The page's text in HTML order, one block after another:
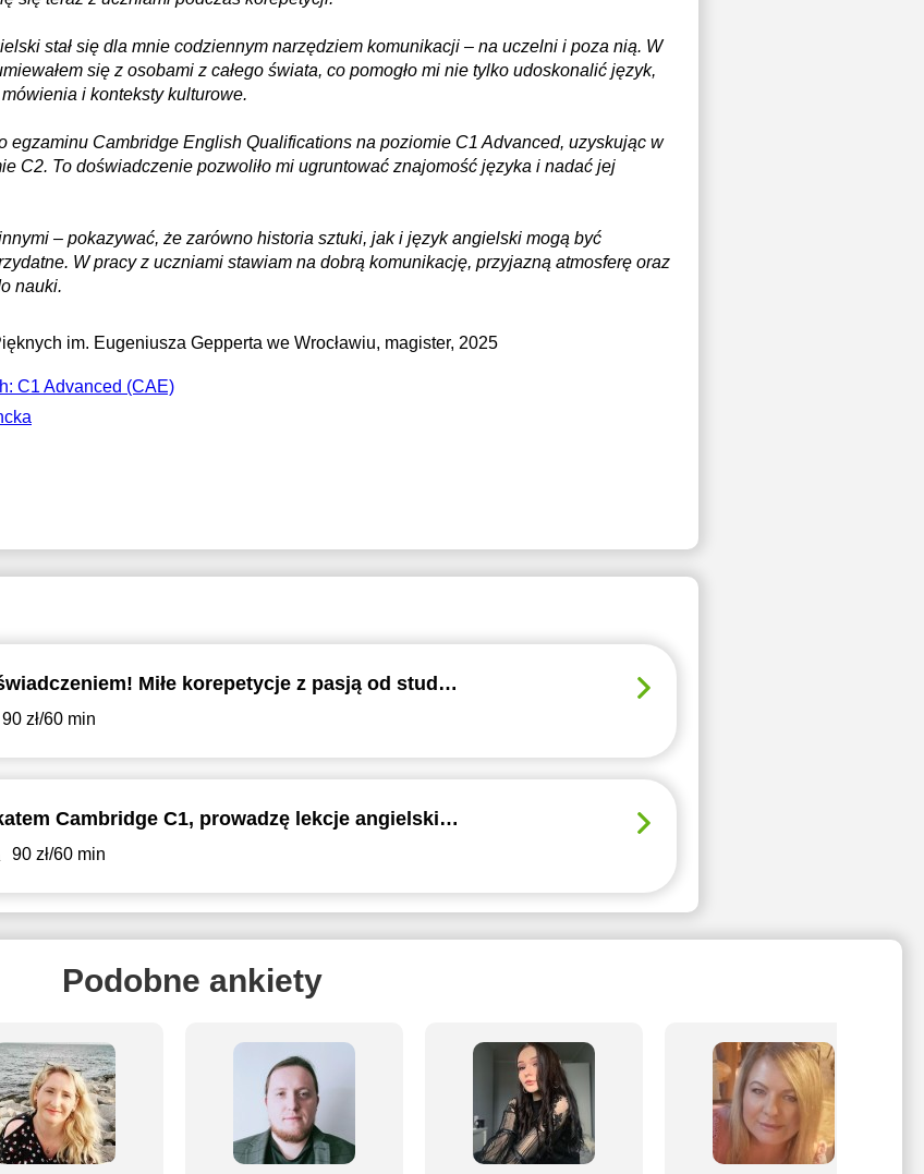
stał się dla mnie codziennym narzędziem komunikacji – na uczelni i poza nią. W
się z osobami z całego świata, co pomogło mi nie tylko udoskonalić język,
i konteksty kulturowe.
egzaminu Cambridge English Qualifications na poziomie C1 Advanced, uzyskując w
C2. To doświadczenie pozwoliło mi ugruntować znajomość języka i nadać jej
– pokazywać, że zarówno historia sztuki, jak i język angielski mogą być
W pracy z uczniami stawiam na dobrą komunikację, przyjazną atmosferę oraz
nauki.
im. Eugeniusza Gepperta we Wrocławiu, magister, 2025
C1 Advanced (CAE)
Historia sztuki z 5-letnim doświadczeniem! Miłe korepetycje z pasją od studenta MFA w Holandii!
90 zł/60 min
Studjuję za granicą z certyfikatem Cambridge C1, prowadzę lekcje angielskiego w miłej atmosferze
90 zł/60 min
Podobne ankiety